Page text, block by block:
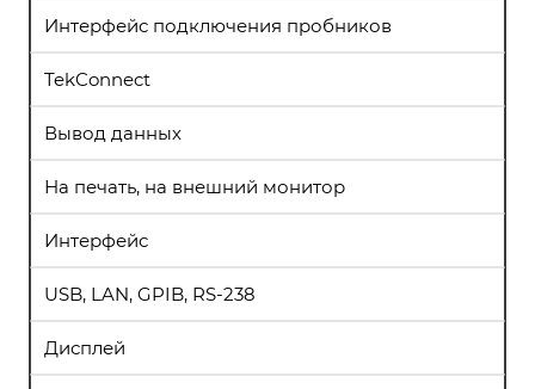
Интерфейс подключения пробников
TekConnect
Вывод данных
На печать, на внешний монитор
Интерфейс
USB, LAN, GPIB, RS-238
Дисплей